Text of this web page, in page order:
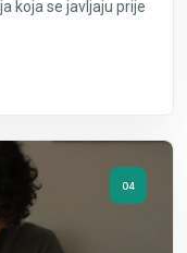
koja se javljaju prije
04